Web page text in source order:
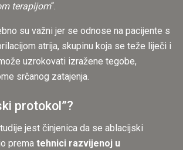
terapijom“.
su važni jer se odnose na pacijente s
atrija, skupinu koja se teže liječi i
uzrokovati izražene tegobe,
srčanog zatajenja.
protokol”?
jest činjenica da se ablacijski
prema tehnici razvijenoj u